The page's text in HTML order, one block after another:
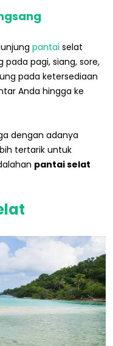
pantai selat
pada pagi, siang, sore,
pada ketersediaan
Anda hingga ke
dengan adanya
tertarik untuk
pantai selat